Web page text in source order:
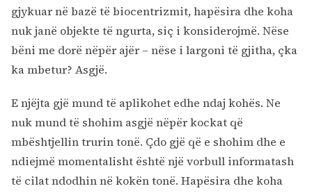
gjykuar në bazë të biocentrizmit, hapësira dhe koha
nuk janë objekte të ngurta, siç i konsiderojmë. Nëse
bëni me dorë nëpër ajër – nëse i largoni të gjitha, çka
ka mbetur? Asgjë.
E njëjta gjë mund të aplikohet edhe ndaj kohës. Ne
nuk mund të shohim asgjë nëpër kockat që
mbështjellin trurin tonë. Çdo gjë që e shohim dhe e
ndiejmë momentalisht është një vorbull informatash
të cilat ndodhin në kokën tonë. Hapësira dhe koha